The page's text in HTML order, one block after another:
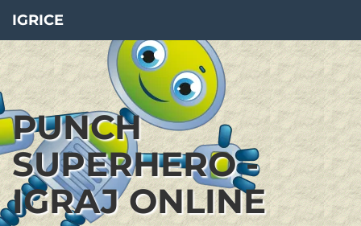
IGRICE
PUNCH
SUPERHERO -
IGRAJ ONLINE